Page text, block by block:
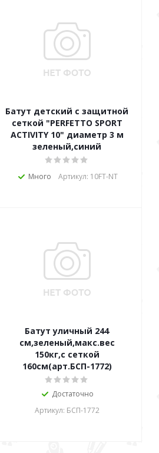
Батут детский с защитной
сеткой "PERFETTO SPORT
ACTIVITY 10" диаметр 3 м
зеленый,синий
Много Артикул: 10FT-NT
Батут уличный 244
см,зеленый,макс.вес
150кг,с сеткой
160см(арт.БСП-1772)
Достаточно
Артикул: БСП-1772